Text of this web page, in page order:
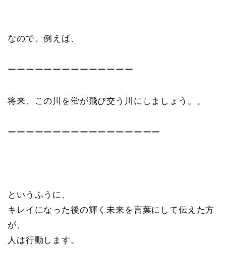
なので、例えば、
ーーーーーーーーーーーーーー
将来、この川を蛍が飛び交う川にしましょう。。
ーーーーーーーーーーーーーーーーー
というふうに、
キレイになった後の輝く未来を言葉にして伝えた方
が、
人は行動します。